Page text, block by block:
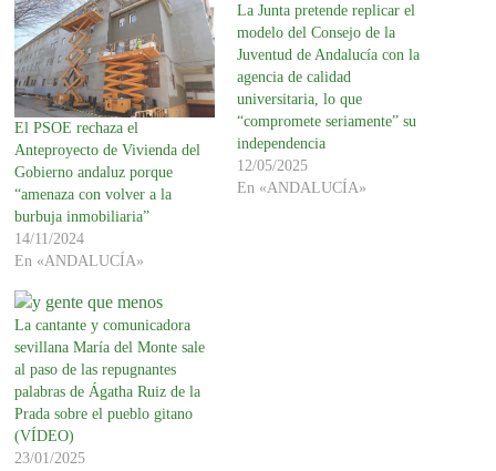
El PSOE rechaza el
Anteproyecto de Vivienda del
Gobierno andaluz porque
“amenaza con volver a la
burbuja inmobiliaria”
14/11/2024
En «ANDALUCÍA»
La Junta pretende replicar el
modelo del Consejo de la
Juventud de Andalucía con la
agencia de calidad
universitaria, lo que
“compromete seriamente” su
independencia
12/05/2025
En «ANDALUCÍA»
La cantante y comunicadora
sevillana María del Monte sale
al paso de las repugnantes
palabras de Ágatha Ruiz de la
Prada sobre el pueblo gitano
(VÍDEO)
23/01/2025